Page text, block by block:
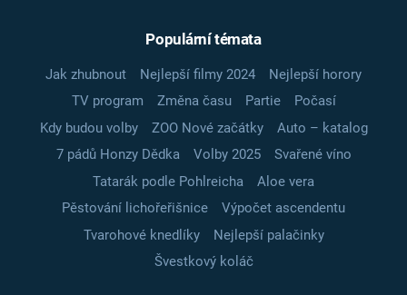
Populární témata
Jak zhubnout Nejlepší filmy 2024
Nejlepší horory
TV program
Změna času Partie
Počasí
Kdy budou volby
ZOO Nové začátky
Auto – katalog
7 pádů Honzy Dědka
Volby 2025
Svařené víno
Tatarák podle Pohlreicha
Aloe vera
Pěstování lichořeřišnice
Výpočet ascendentu
Tvarohové knedlíky
Nejlepší palačinky
Švestkový koláč